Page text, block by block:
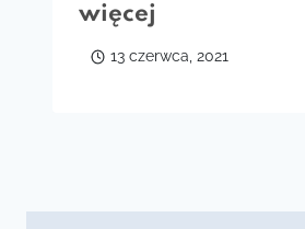
więcej
13 czerwca, 2021